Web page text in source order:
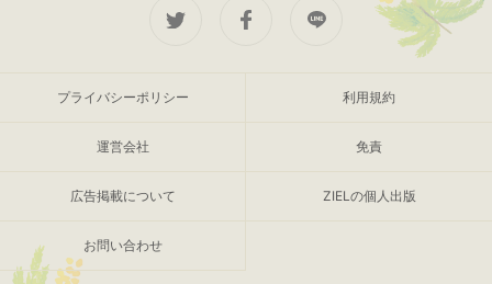
プライバシーポリシー 利用規約
運営会社 免責
広告掲載について ZIELの個人出版
お問い合わせ